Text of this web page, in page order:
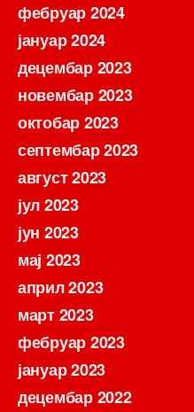
фебруар 2024
јануар 2024
децембар 2023
новембар 2023
октобар 2023
септембар 2023
август 2023
јул 2023
јун 2023
мај 2023
април 2023
март 2023
фебруар 2023
јануар 2023
децембар 2022